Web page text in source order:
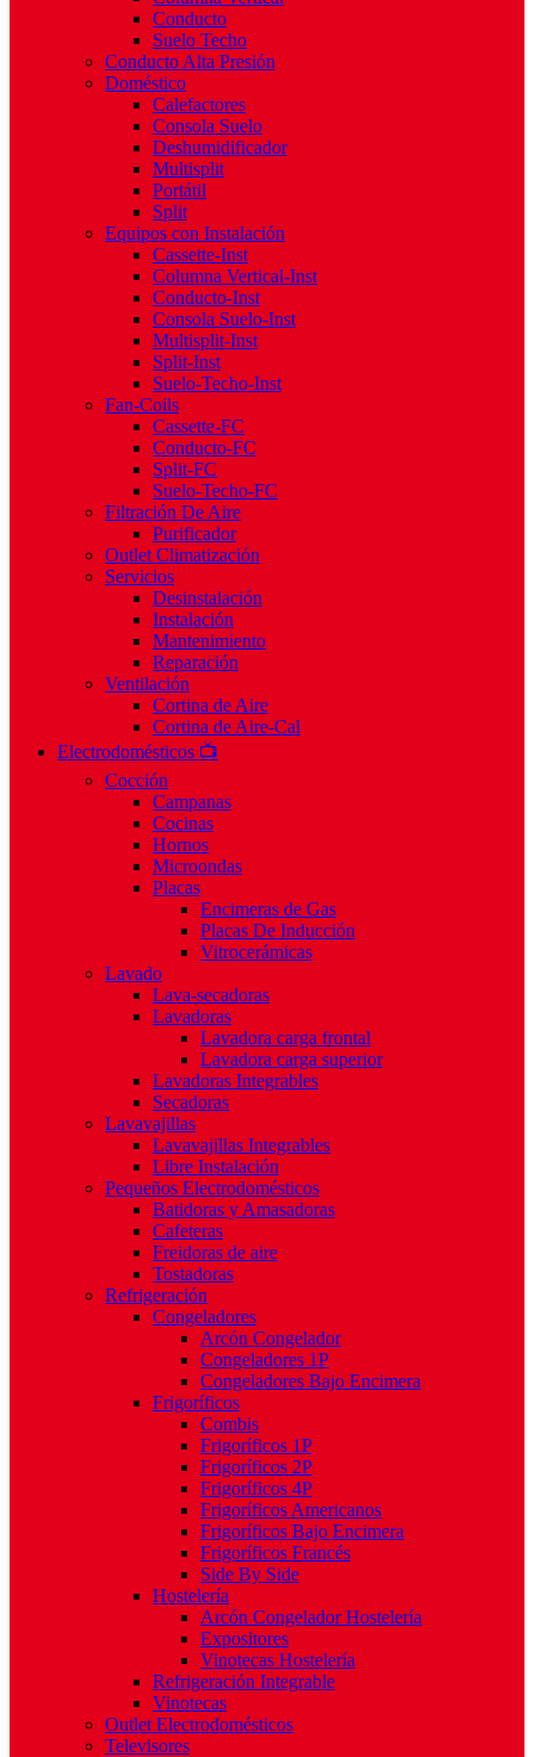
Conducto
Suelo Techo
Conducto Alta Presión
Doméstico
Calefactores
Consola Suelo
Deshumidificador
Multisplit
Portátil
Split
Equipos con Instalación
Cassette-Inst
Columna Vertical-Inst
Conducto-Inst
Consola Suelo-Inst
Multisplit-Inst
Split-Inst
Suelo-Techo-Inst
Fan-Coils
Cassette-FC
Conducto-FC
Split-FC
Suelo-Techo-FC
Filtración De Aire
Purificador
Outlet Climatización
Servicios
Desinstalación
Instalación
Mantenimiento
Reparación
Ventilación
Cortina de Aire
Cortina de Aire-Cal
Electrodomésticos 📺
Cocción
Campanas
Cocinas
Hornos
Microondas
Placas
Encimeras de Gas
Placas De Inducción
Vitrocerámicas
Lavado
Lava-secadoras
Lavadoras
Lavadora carga frontal
Lavadora carga superior
Lavadoras Integrables
Secadoras
Lavavajillas
Lavavajillas Integrables
Libre Instalación
Pequeños Electrodomésticos
Batidoras y Amasadoras
Cafeteras
Freidoras de aire
Tostadoras
Refrigeración
Congeladores
Arcón Congelador
Congeladores 1P
Congeladores Bajo Encimera
Frigoríficos
Combis
Frigoríficos 1P
Frigoríficos 2P
Frigoríficos 4P
Frigoríficos Americanos
Frigoríficos Bajo Encimera
Frigoríficos Francés
Side By Side
Hostelería
Arcón Congelador Hostelería
Expositores
Vinotecas Hostelería
Refrigeración Integrable
Vinotecas
Outlet Electrodomésticos
Televisores